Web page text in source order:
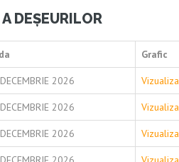
DEȘEURILOR
Grafic
2026
2026
2026